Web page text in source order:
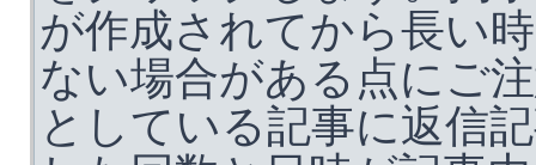
が作成されてから長い
ない場合がある点にご
としている記事に返信